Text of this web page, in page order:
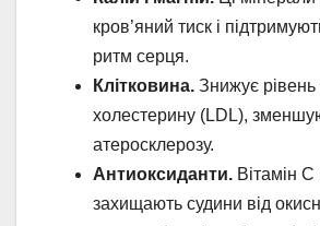
кров’яний тиск і
ритм серця.
Клітковина. Знижує рівень
холестерину (LDL),
атеросклерозу.
Антиоксиданти. Вітамін
захищають судини від